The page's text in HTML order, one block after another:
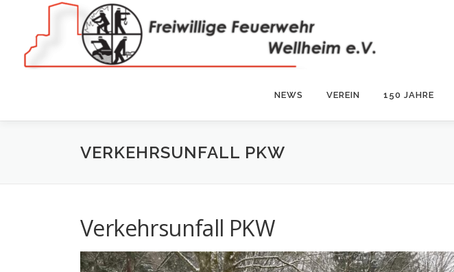
springen
NEWS VEREIN 150 JAHRE
VERKEHRSUNFALL PKW
Verkehrsunfall PKW